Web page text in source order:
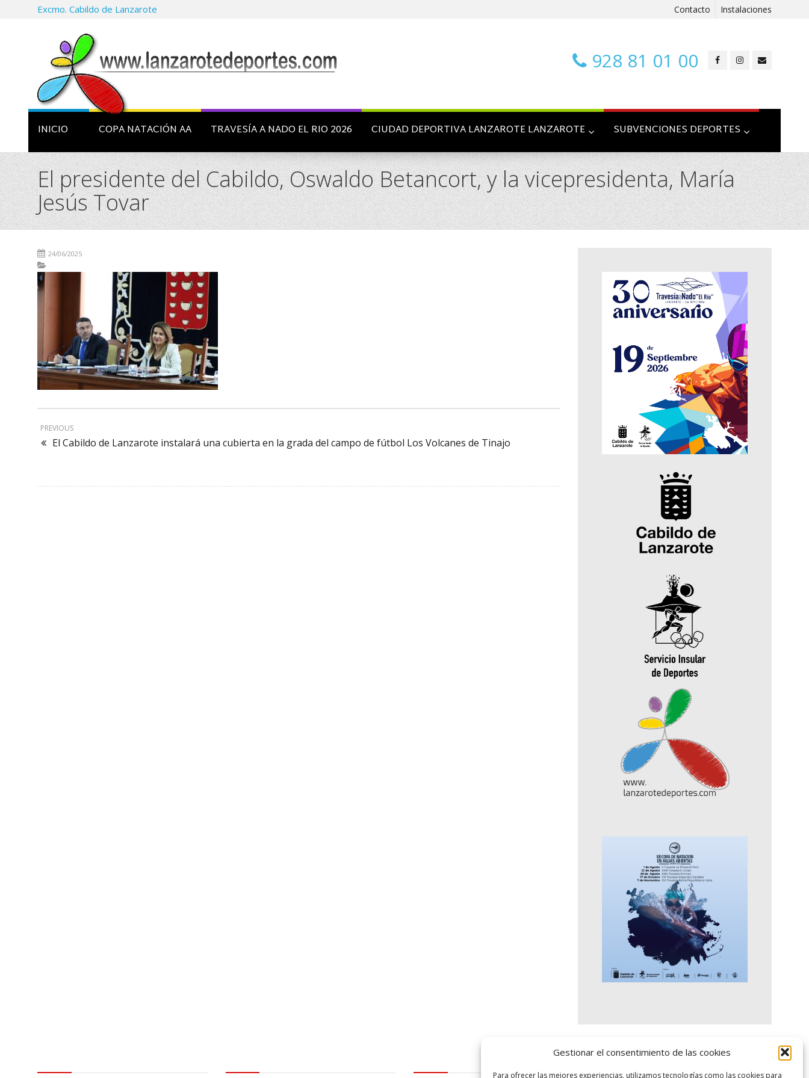
Gestionar el consentimiento de las cookies
Para ofrecer las mejores experiencias, utilizamos tecnologías como las cookies para
Excmo. Cabildo de Lanzarote Contacto Instalaciones
928 81 01 00
INICIO COPA NATACIÓN AA TRAVESÍA A NADO EL RIO 2026 CIUDAD DEPORTIVA LANZAROTE LANZAROTE SUBVENCIONES DEPORTES
El presidente del Cabildo, Oswaldo Betancort, y la vicepresidenta, María
Jesús Tovar
24/06/2025
PREVIOUS
El Cabildo de Lanzarote instalará una cubierta en la grada del campo de fútbol Los Volcanes de Tinajo
logo SID